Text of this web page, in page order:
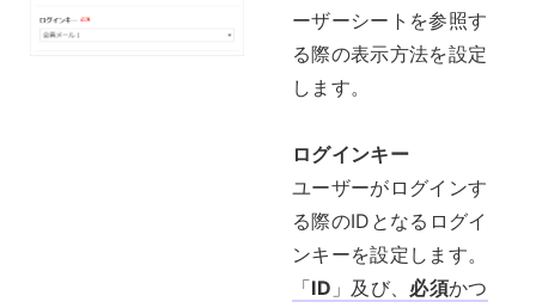
ーザーシートを参照す
る際の表示方法を設定
します。
ログインキー
ユーザーがログインす
る際のIDとなるログイ
ンキーを設定します。
「ID 」及び、 必須かつ